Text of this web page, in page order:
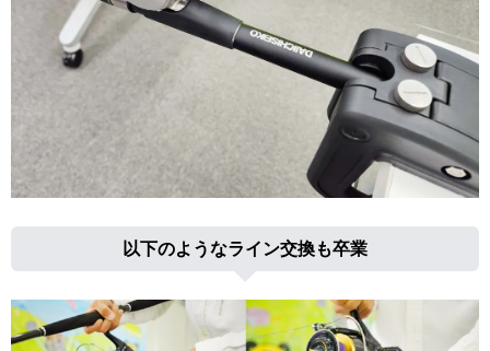
以下のようなライン交換も卒業